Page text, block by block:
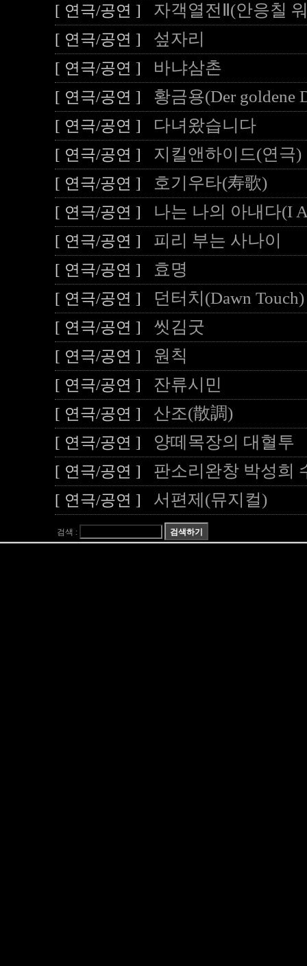
[ 연극/공연 ] 자객열전Ⅱ(안응칠
[ 연극/공연 ] 섶자리
[ 연극/공연 ] 바냐삼촌
[ 연극/공연 ] 황금용(Der goldene
[ 연극/공연 ] 다녀왔습니다
[ 연극/공연 ] 지킬앤하이드(연극)
[ 연극/공연 ] 호기우타(寿歌)
[ 연극/공연 ] 나는 나의 아내다(I
[ 연극/공연 ] 피리 부는 사나이
[ 연극/공연 ] 효명
[ 연극/공연 ] 던터치(Dawn Touch)
[ 연극/공연 ] 씻김굿
[ 연극/공연 ] 원칙
[ 연극/공연 ] 잔류시민
[ 연극/공연 ] 산조(散調)
[ 연극/공연 ] 양떼목장의 대혈투
[ 연극/공연 ] 판소리완창 박성희
[ 연극/공연 ] 서편제(뮤지컬)
검색 :